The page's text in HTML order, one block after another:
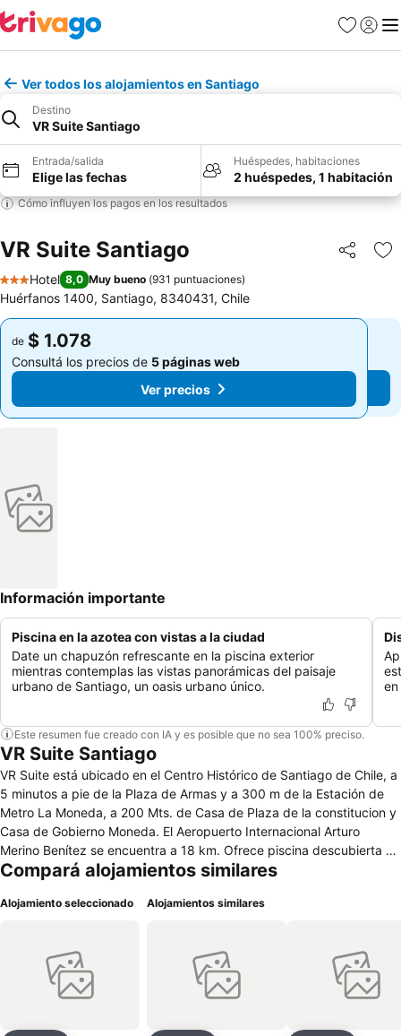
Favoritos
Iniciar
Ver todos los alojamientos en Santiago
Destino
VR Suite Santiago
Entrada/salida
Elige las fechas
Huéspedes, habitaciones
2 huéspedes, 1 habitación
Cómo influyen los pagos en los resultados
VR Suite Santiago Compartir
3 Estrellas
Hotel 8,0 Muy bueno (931 puntuaciones)
Huérfanos 1400, Santiago, 8340431, Chile
de $ 1.078
Consultá los precios de 5 páginas web
Ver precios
de $ 1.078
Consultá los precios de 5 páginas web
Ver precios
Información importante
Piscina en la azotea con vistas a la ciudad
Date un chapuzón refrescante en la piscina exterior
mientras contemplas las vistas panorámicas del paisaje
urbano de Santiago, un oasis urbano único.
Este resumen fue creado con IA y es posible que no sea 100% preciso.
VR Suite Santiago
VR Suite está ubicado en el Centro Histórico de Santiago de Chile, a
5 minutos a pie de la Plaza de Armas y a 300 m de la Estación de
Metro La Moneda, a 200 Mts. de Casa de Plaza de la constitucion y
Casa de Gobierno Moneda. El Aeropuerto Internacional Arturo
Merino Benítez se encuentra a 18 km. Ofrece piscina descubierta y
Wi-Fi gratuito en áreas comunes. Las suites disponen de TV LCD
microondas y refrigerador. Las comodidades que brinda son una
4.5 km del Cerro Blanco y a 1 km del Museo Nacional de Bellas
Compará alojamientos similares
Alojamiento seleccionado Alojamientos similares